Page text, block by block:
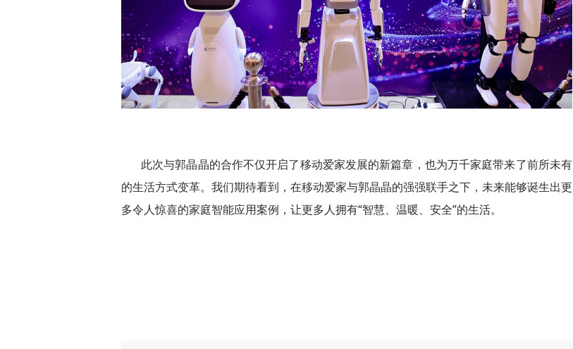
此次与郭晶晶的合作不仅开启了移动爱家发展的新篇章，也为万千家庭带来了前所未有
的生活方式变革。我们期待看到，在移动爱家与郭晶晶的强强联手之下，未来能够诞生出更
多令人惊喜的家庭智能应用案例，让更多人拥有“智慧、温暖、安全”的生活。